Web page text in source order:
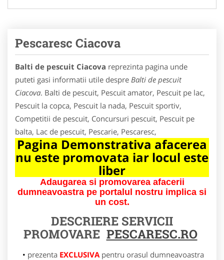
Pescaresc Ciacova
Balti de pescuit Ciacova reprezinta pagina unde
puteti gasi informatii utile despre Balti de pescuit
Ciacova. Balti de pescuit, Pescuit amator, Pescuit pe lac,
Pescuit la copca, Pescuit la nada, Pescuit sportiv,
Competitii de pescuit, Concursuri pescuit, Pescuit pe
balta, Lac de pescuit, Pescarie, Pescaresc,
Pagina Demonstrativa afacerea
nu este promovata iar locul este
liber
Adaugarea si promovarea afacerii
dumneavoastra pe portalul nostru implica si
un cost.
DESCRIERE SERVICII
PROMOVARE PESCARESC.RO
prezenta EXCLUSIVApentru orasul dumneavoastra